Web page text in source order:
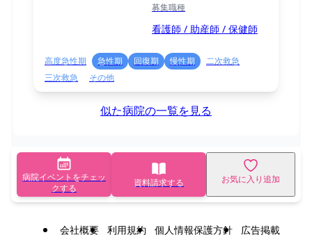
募集職種
看護師 / 助産師 / 保健師
高度急性期 急性期 回復期 慢性期
二次救急
三次救急
その他
似た病院の一覧を見る
病院イベントをチェッ
クする
資料請求する お気に入り追加
会社概要 利用規約 個人情報保護方針
広告掲載